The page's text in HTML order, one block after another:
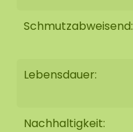
Schmutzabweisend:
Lebensdauer:
Nachhaltigkeit: